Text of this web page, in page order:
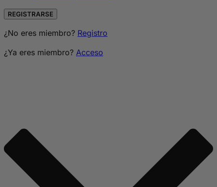
REGISTRARSE
¿No eres miembro? Registro
¿Ya eres miembro? Acceso